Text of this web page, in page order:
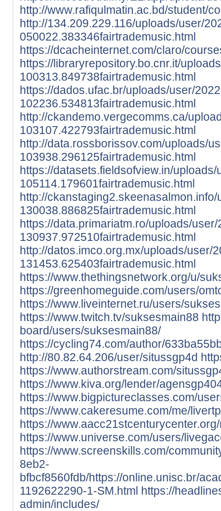
http://www.rafiqulmatin.ac.bd/student/
http://134.209.229.116/uploads/user/
050022.383346fairtrademusic.html
https://dcacheinternet.com/claro/
https://libraryrepository.bo.cnr.it/
100313.849738fairtrademusic.html
https://dados.ufac.br/uploads/user/
102236.534813fairtrademusic.html
http://ckandemo.vergecomms.ca/
103107.422793fairtrademusic.html
http://data.rossborissov.com/uploads/
103938.296125fairtrademusic.html
https://datasets.fieldsofview.in/
105114.179601fairtrademusic.html
http://
130038.886825fairtrademusic.html
https://data.primariatm.ro/uploads/
130937.972510fairtrademusic.html
http://datos.imco.org.mx/uploads/user/
131453.625403fairtrademusic.html
https://www.thethingsnetwork.org/u/
https://greenhomeguide.com/users/
https://www.liveinternet.ru/users/
https://www.twitch.tv/suksesmain88
board/users/suksesmain88/
https://cycling74.com/author/
http://80.82.64.206/user/situssgp4d
https://www.authorstream.com/
https://www.kiva.org/lender/
https://www.bigpictureclasses.com/
https://www.cakeresume.com/me/
https://
https://www.universe.com/users/
https://www.screenskills.com/
8eb2-
bfbcf8560fdb/https://online.unisc.br/
1192622290-1-SM.html https://
admin/includes/